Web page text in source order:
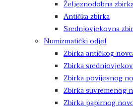
Željeznodobna
Antička zbirka
Srednjovjekovna
Numizmatički odjel
Zbirka antičkog
Zbirka
Zbirka povijesnog
Zbirka suvremenog
Zbirka papirnog